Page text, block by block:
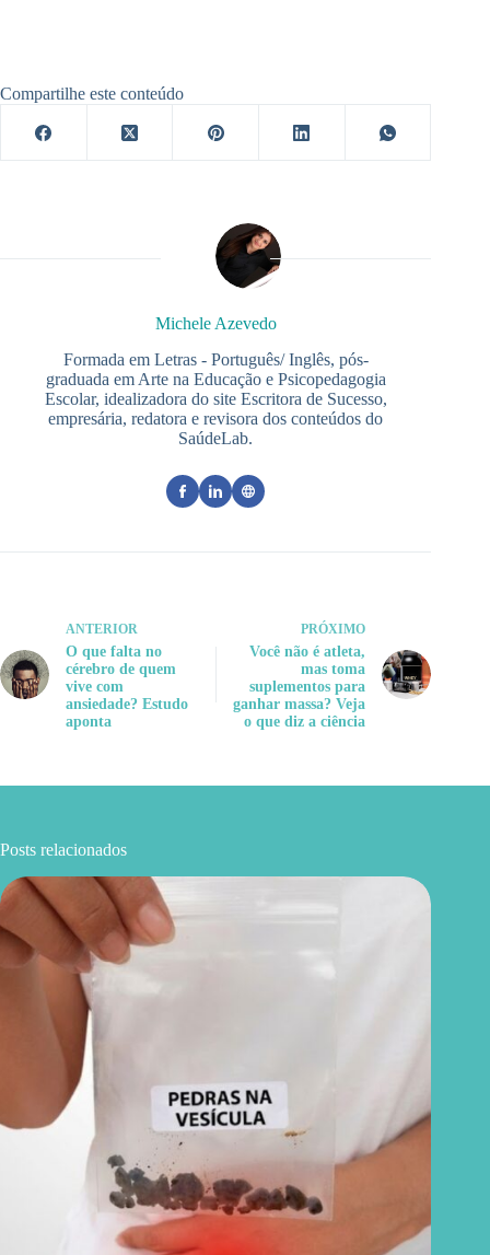
Compartilhe este conteúdo
Michele Azevedo
Formada em Letras - Português/ Inglês, pós-
graduada em Arte na Educação e Psicopedagogia
Escolar, idealizadora do site Escritora de Sucesso,
empresária, redatora e revisora dos conteúdos do
SaúdeLab.
ANTERIOR
O que falta no
cérebro de quem
vive com
ansiedade? Estudo
aponta
PRÓXIMO
Você não é atleta,
mas toma
suplementos para
ganhar massa? Veja
o que diz a ciência
Posts relacionados